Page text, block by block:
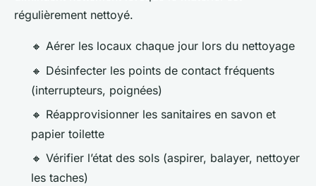
régulièrement nettoyé.
🔸 Aérer les locaux chaque jour lors du nettoyage
🔸 Désinfecter les points de contact fréquents
(interrupteurs, poignées)
🔸 Réapprovisionner les sanitaires en savon et
papier toilette
🔸 Vérifier l’état des sols (aspirer, balayer, nettoyer
les taches)